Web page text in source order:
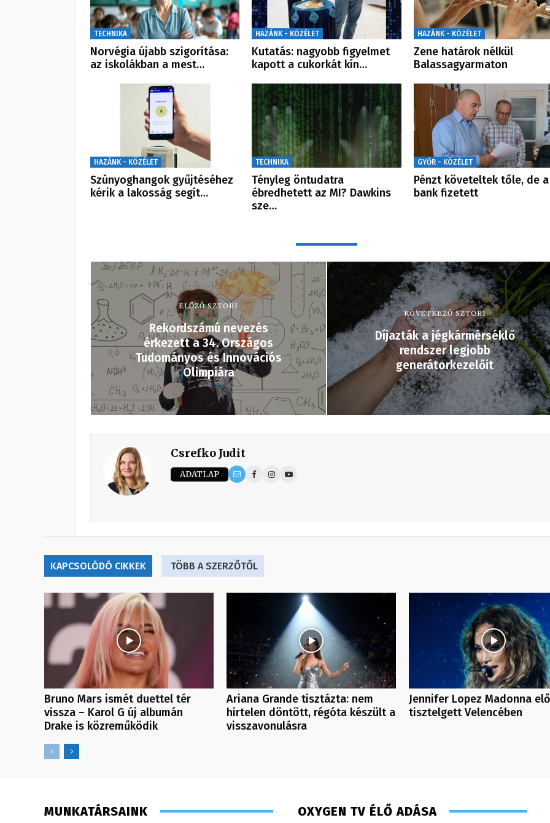
TECHNIKA
Norvégia újabb szigorítása:
az iskolákban a mest…
HAZÁNK - KÖZÉLET
Kutatás: nagyobb figyelmet
kapott a cukorkát kín…
HAZÁNK - KÖZÉLET
Zene határok nélkül
Balassagyarmaton
HAZÁNK - KÖZÉLET
Szúnyoghangok gyűjtéséhez
kérik a lakosság segít…
TECHNIKA
Tényleg öntudatra
ébredhetett az MI? Dawkins
sze…
GYŐR - KÖZÉLET
Pénzt követeltek tőle, de a
bank fizetett
ELŐZŐ SZTORI
Rekordszámú nevezés
érkezett a 34. Országos
Tudományos és Innovációs
Olimpiára
KÖVETKEZŐ SZTORI
Díjazták a jégkármérséklő
rendszer legjobb
generátorkezelőit
Csrefko Judit
ADATLAP
KAPCSOLÓDÓ CIKKEK TÖBB A SZERZŐTŐL
Bruno Mars ismét duettel tér
vissza – Karol G új albumán
Drake is közreműködik
Ariana Grande tisztázta: nem
hirtelen döntött, régóta készült a
visszavonulásra
Jennifer Lopez Madonna
tisztelgett Velencében
MUNKATÁRSAINK OXYGEN TV ÉLŐ ADÁSA